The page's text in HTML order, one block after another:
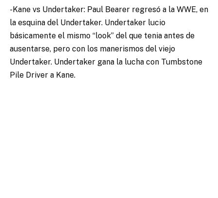
-Kane vs Undertaker: Paul Bearer regresó a la WWE, en
la esquina del Undertaker. Undertaker lucio
básicamente el mismo “look” del que tenia antes de
ausentarse, pero con los manerismos del viejo
Undertaker. Undertaker gana la lucha con Tumbstone
Pile Driver a Kane.